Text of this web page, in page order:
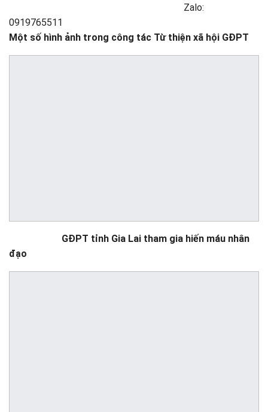
Zalo:
0919765511
Một số hình ảnh trong công tác Từ thiện xã hội GĐPT
GĐPT tỉnh Gia Lai tham gia hiến máu nhân
đạo